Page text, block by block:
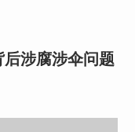
涉腐涉伞问题